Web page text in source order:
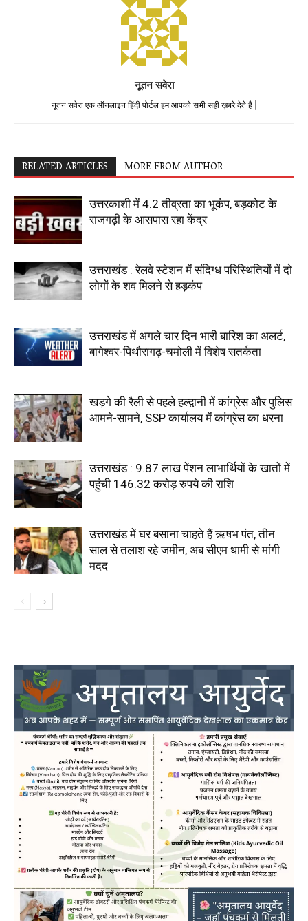
नूतन सवेरा
नूतन सवेरा एक ऑनलाइन हिंदी पोर्टल हम आपको सभी सही ख़बरे देते है |
RELATED ARTICLES MORE FROM AUTHOR
उत्तरकाशी में 4.2 तीव्रता का भूकंप, बड़कोट के
राजगढ़ी के आसपास रहा केंद्र
उत्तराखंड : रेलवे स्टेशन में संदिग्ध परिस्थितियों में दो
लोगों के शव मिलने से हड़कंप
उत्तराखंड में अगले चार दिन भारी बारिश का अलर्ट,
बागेश्वर-पिथौरागढ़-चमोली में विशेष सतर्कता
खड़गे की रैली से पहले हल्द्वानी में कांग्रेस और पुलिस
आमने-सामने, SSP कार्यालय में कांग्रेस का धरना
उत्तराखंड : 9.87 लाख पेंशन लाभार्थियों के खातों में
पहुंची 146.32 करोड़ रुपये की राशि
उत्तराखंड में घर बसाना चाहते हैं ऋषभ पंत, तीन
साल से तलाश रहे जमीन, अब सीएम धामी से मांगी
मदद